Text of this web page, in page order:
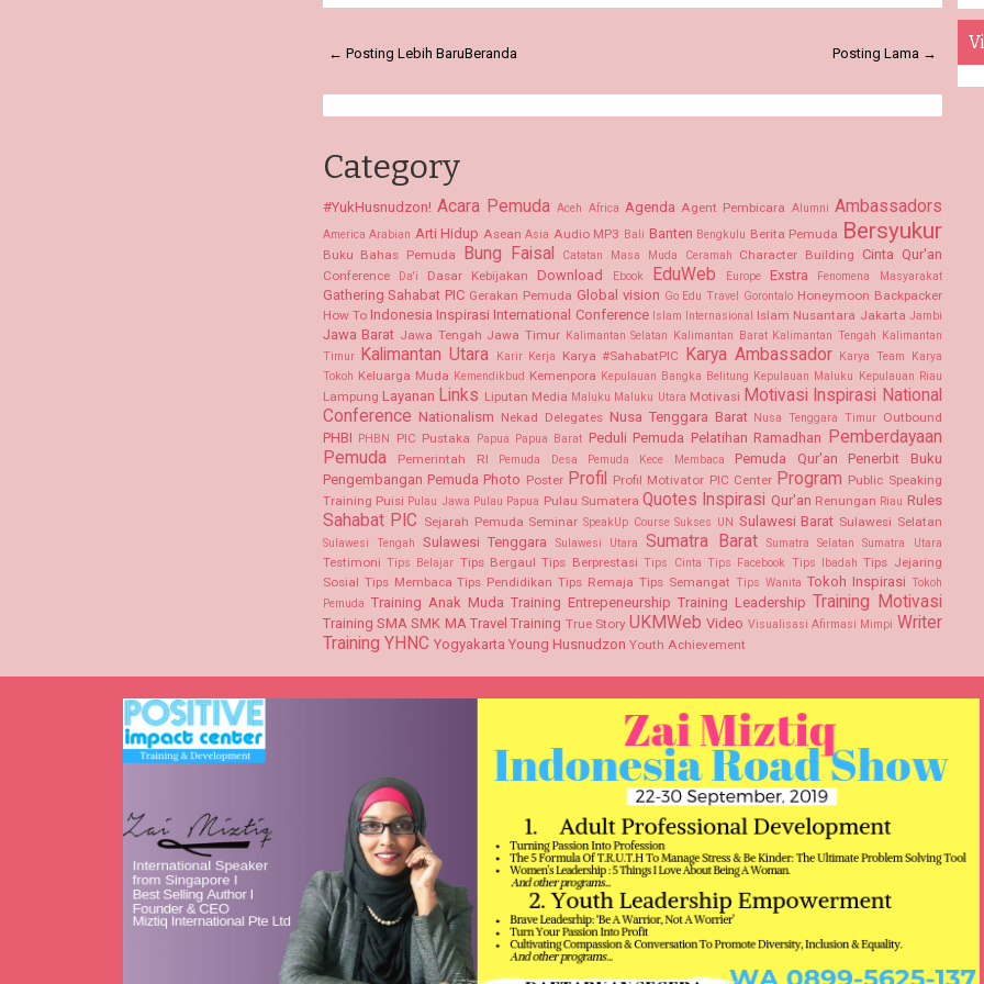
← Posting Lebih Baru Posting Lama →
Beranda
Category
#YukHusnudzon! Acara Pemuda Aceh Africa Agenda Agent Pembicara Alumni Ambassadors
America Arabian Arti Hidup Asean Asia Audio MP3 Bali Banten Bengkulu Berita Pemuda Bersyukur
Buku Bahas Pemuda Bung Faisal Catatan Masa Muda Ceramah Character Building Cinta Qur'an
Conference Da'i Dasar Kebijakan Download Ebook EduWeb Europe Exstra Fenomena Masyarakat
Gathering Sahabat PIC Gerakan Pemuda Global vision Go Edu Travel Gorontalo Honeymoon Backpacker
How To Indonesia Inspirasi International Conference Islam Internasional Islam Nusantara Jakarta Jambi
Jawa Barat Jawa Tengah Jawa Timur Kalimantan Selatan Kalimantan Barat Kalimantan Tengah Kalimantan
Timur
Kalimantan Utara Karir Kerja Karya #SahabatPIC Karya Ambassador Karya Team
Karya
Tokoh Keluarga Muda Kemendikbud Kemenpora Kepulauan Bangka Belitung Kepulauan Maluku Kepulauan Riau
Lampung Layanan Links Liputan Media Maluku Maluku Utara Motivasi Motivasi Inspirasi National
Conference Nationalism Nekad Delegates Nusa Tenggara Barat Nusa Tenggara Timur Outbound
PHBI PHBN PIC Pustaka Papua Papua Barat Peduli Pemuda Pelatihan Ramadhan
Pemberdayaan
Pemuda
Pemerintah RI Pemuda Desa Pemuda Kece Membaca Pemuda Qur'an
Penerbit Buku
Pengembangan Pemuda Photo Poster Profil Profil Motivator PIC Center Program Public Speaking
Training Puisi Pulau Jawa Pulau Papua Pulau Sumatera Quotes Inspirasi Qur'an Renungan Riau Rules
Sahabat PIC Sejarah Pemuda Seminar SpeakUp Course Sukses UN Sulawesi Barat Sulawesi Selatan
Sulawesi Tengah Sulawesi Tenggara Sulawesi Utara Sumatra Barat Sumatra Selatan Sumatra Utara
Testimoni Tips Belajar Tips Bergaul Tips Berprestasi Tips Cinta Tips Facebook Tips Ibadah Tips Jejaring
Sosial Tips Membaca Tips Pendidikan Tips Remaja Tips Semangat Tips Wanita Tokoh Inspirasi Tokoh
Pemuda Training Anak Muda Training Entrepeneurship Training Leadership Training Motivasi
Training SMA SMK MA Travel Training True Story UKMWeb Video Visualisasi Afirmasi Mimpi Writer
Training YHNC Yogyakarta Young Husnudzon Youth Achievement